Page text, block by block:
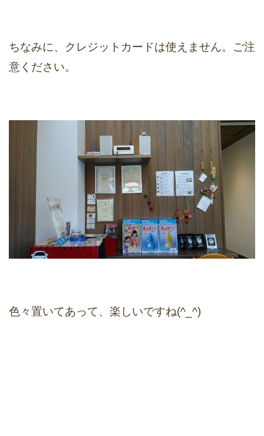
ちなみに、クレジットカードは使えません。ご注
意ください。
色々置いてあって、楽しいですね(^_^)